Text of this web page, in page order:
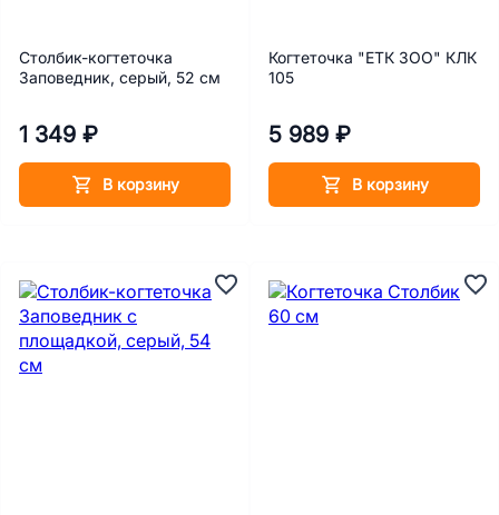
Столбик-когтеточка
Заповедник, серый, 52 см
1 349 ₽
В корзину
Когтеточка "ЕТК ЗОО" КЛК
105
5 989 ₽
В корзину